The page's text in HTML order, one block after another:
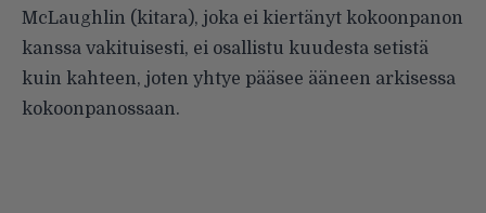
McLaughlin (kitara), joka ei kiertänyt kokoonpanon
kanssa vakituisesti, ei osallistu kuudesta setistä
kuin kahteen, joten yhtye pääsee ääneen arkisessa
kokoonpanossaan.